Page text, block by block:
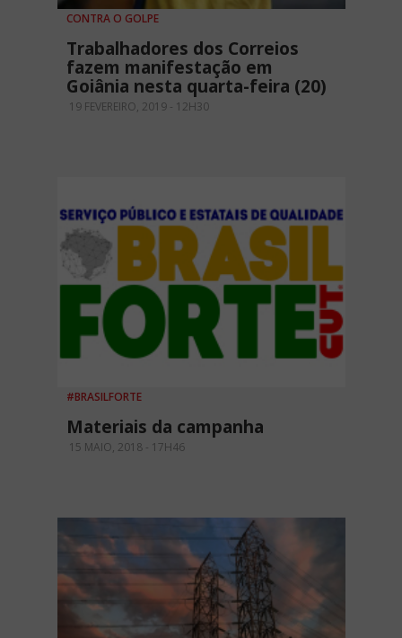
CONTRA O GOLPE
Trabalhadores dos Correios
fazem manifestação em
Goiânia nesta quarta-feira (20)
19 FEVEREIRO, 2019 - 12H30
#BRASILFORTE
Materiais da campanha
15 MAIO, 2018 - 17H46